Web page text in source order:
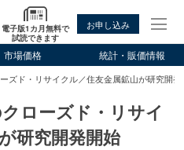
電子版1カ月無料で
試読できます
お申し込み
市場価格 統計・販価情報
ズド・リサイクル／住友金属鉱山が研究開発
ローズド・リサイ
研究開発開始